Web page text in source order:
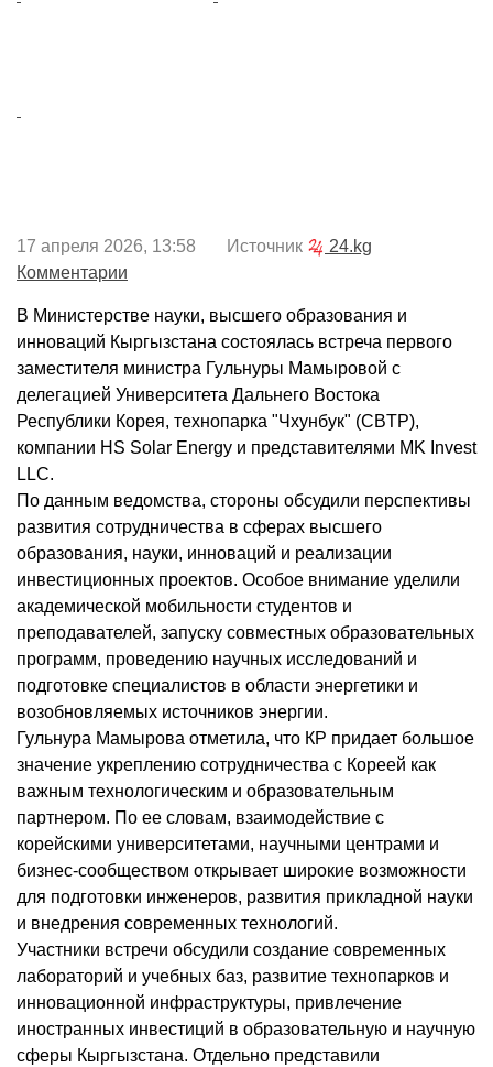
17 апреля 2026, 13:58 Источник
24.kg
Комментарии
В Министерстве науки, высшего образования и
инноваций Кыргызстана состоялась встреча первого
заместителя министра Гульнуры Мамыровой с
делегацией Университета Дальнего Востока
Республики Корея, технопарка "Чхунбук" (CBTP),
компании HS Solar Energy и представителями MK Invest
LLC.
По данным ведомства, стороны обсудили перспективы
развития сотрудничества в сферах высшего
образования, науки, инноваций и реализации
инвестиционных проектов. Особое внимание уделили
академической мобильности студентов и
преподавателей, запуску совместных образовательных
программ, проведению научных исследований и
подготовке специалистов в области энергетики и
возобновляемых источников энергии.
Гульнура Мамырова отметила, что КР придает большое
значение укреплению сотрудничества с Кореей как
важным технологическим и образовательным
партнером. По ее словам, взаимодействие с
корейскими университетами, научными центрами и
бизнес-сообществом открывает широкие возможности
для подготовки инженеров, развития прикладной науки
и внедрения современных технологий.
Участники встречи обсудили создание современных
лабораторий и учебных баз, развитие технопарков и
инновационной инфраструктуры, привлечение
иностранных инвестиций в образовательную и научную
сферы Кыргызстана. Отдельно представили